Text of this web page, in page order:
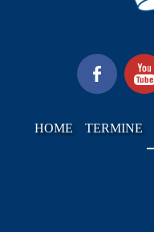
HOME TERMINE